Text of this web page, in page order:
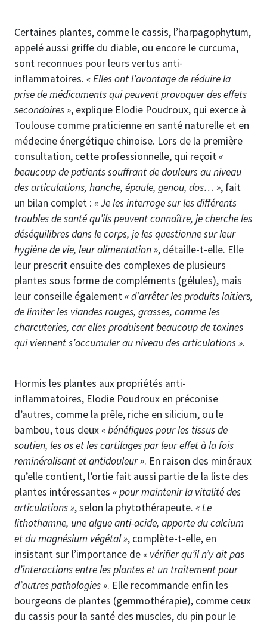
Certaines plantes, comme le cassis, l’harpagophytum,
appelé aussi griffe du diable, ou encore le curcuma,
sont reconnues pour leurs vertus anti-
inflammatoires. « Elles ont l’avantage de réduire la
prise de médicaments qui peuvent provoquer des effets
secondaires », explique Elodie Poudroux, qui exerce à
Toulouse comme praticienne en santé naturelle et en
médecine énergétique chinoise. Lors de la première
consultation, cette professionnelle, qui reçoit«
beaucoup de patients souffrant de douleurs au niveau
des articulations, hanche, épaule, genou, dos… », fait
un bilan complet : « Je les interroge sur les différents
troubles de santé qu’ils peuvent connaître, je cherche les
déséquilibres dans le corps, je les questionne sur leur
hygiène de vie, leur alimentation », détaille-t-elle. Elle
leur prescrit ensuite des complexes de plusieurs
plantes sous forme de compléments (gélules), mais
leur conseille également« d’arrêter les produits laitiers,
de limiter les viandes rouges, grasses, comme les
charcuteries, car elles produisent beaucoup de toxines
qui viennent s’accumuler au niveau des articulations ».
Hormis les plantes aux propriétés anti-
inflammatoires, Elodie Poudroux en préconise
d’autres, comme la prêle, riche en silicium, ou le
bambou, tous deux« bénéfiques pour les tissus de
soutien, les os et les cartilages par leur effet à la fois
reminéralisant et antidouleur ». En raison des minéraux
qu’elle contient, l’ortie fait aussi partie de la liste des
plantes intéressantes « pour maintenir la vitalité des
articulations », selon la phytothérapeute. « Le
lithothamne, une algue anti-acide, apporte du calcium
et du magnésium végétal », complète-t-elle, en
insistant sur l’importance de« vérifier qu’il n’y ait pas
d’interactions entre les plantes et un traitement pour
d’autres pathologies ». Elle recommande enfin les
bourgeons de plantes (gemmothérapie), comme ceux
du cassis pour la santé des muscles, du pin pour le